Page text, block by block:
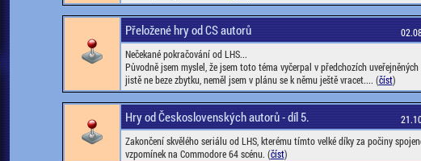
Přeložené hry od CS autorů
Nečekané pokračování od LHS...
Původně jsem myslel, že jsem toto téma vyčerpal v předchozích
jistě ne beze zbytku, neměl jsem v plánu se k němu ještě vracet.... (číst)
Hry od Československých autorů - díl 5.
Zakončení skvělého seriálu od LHS, kterému tímto velké díky za počiny
vzpomínek na Commodore 64 scénu. (číst)